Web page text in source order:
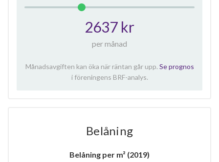
2637 kr
per månad
Månadsavgiften kan öka när räntan går upp. Se prognos
i föreningens BRF-analys.
Belåning
Belåning per m² (2019)